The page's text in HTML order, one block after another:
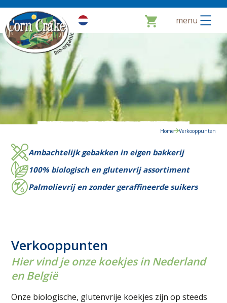
menu
Home Verkooppunten
Ambachtelijk gebakken in eigen bakkerij
100% biologisch en glutenvrij assortiment
Palmolievrij en zonder geraffineerde suikers
Verkooppunten
Hier vind je onze koekjes in Nederland
en België
Onze biologische, glutenvrije koekjes zijn op steeds